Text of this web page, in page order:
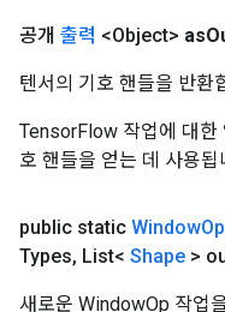
공개 출력 <Object> as
텐서의 기호 핸들을 반환
TensorFlow 작업에 대한
호 핸들을 얻는 데 사용됩
public static WindowOp
Types, List< Shape >
새로운 WindowOp 작업